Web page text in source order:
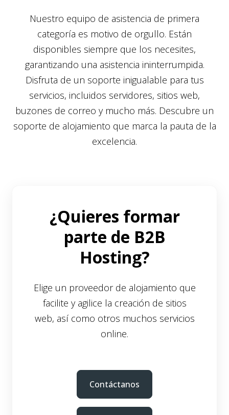
Nuestro equipo de asistencia de primera
categoría es motivo de orgullo. Están
disponibles siempre que los necesites,
garantizando una asistencia ininterrumpida.
Disfruta de un soporte inigualable para tus
servicios, incluidos servidores, sitios web,
buzones de correo y mucho más. Descubre un
soporte de alojamiento que marca la pauta de la
excelencia.
¿Quieres formar
parte de B2B
Hosting?
Elige un proveedor de alojamiento que
facilite y agilice la creación de sitios
web, así como otros muchos servicios
online.
Contáctanos